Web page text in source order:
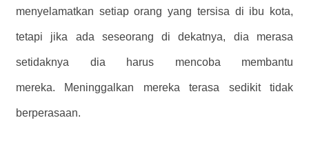
menyelamatkan setiap orang yang tersisa di ibu kota,
tetapi jika ada seseorang di dekatnya, dia merasa
setidaknya dia harus mencoba membantu
mereka. Meninggalkan mereka terasa sedikit tidak
berperasaan.